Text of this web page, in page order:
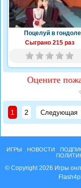
Поцелуй в гондоле
Сыграно 215 раз
Оцените
1 2 Следующая
ИГРЫ НОВОСТИ
© Copyright 2026 Игры